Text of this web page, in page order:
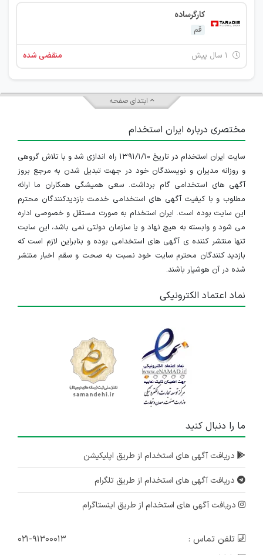
کارگرساده
قم
منقضی شده
ابتدای صفحه
مختصری درباره ایران استخدام
سایت ایران استخدام در تاریخ ۱۳۹۱/۱/۱۰ راه اندازی شد و با تلاش گروهی
و روزانه مدیران و نویسندگان خود در جهت تبدیل شدن به مرجع بروز
آگهی های استخدامی گام برداشت. سعی همیشگی همکاران ما ارائه
مطلوب و با کیفیت آگهی های استخدامی خدمت بازدیدکنندگان محترم
این سایت بوده است. ایران استخدام به صورت مستقل و خصوصی اداره
می شود و وابسته به هیچ نهاد و یا سازمان دولتی نمی باشد، این سایت
تنها منتشر کننده ی آگهی های استخدامی بوده و بنابراین لازم است که
بازدید کنندگان محترم سایت خود نسبت به صحت و سقم اخبار منتشر
شده در آن هوشیار باشند.
نماد اعتماد الکترونیکی
ما را دنبال کنید
دریافت آگهی های استخدام از طریق اپلیکیشن
دریافت آگهی های استخدام از طریق تلگرام
دریافت آگهی های استخدام از طریق اینستاگرام
تلفن تماس :
۰۲۱-۹۱۳۰۰۰۱۳